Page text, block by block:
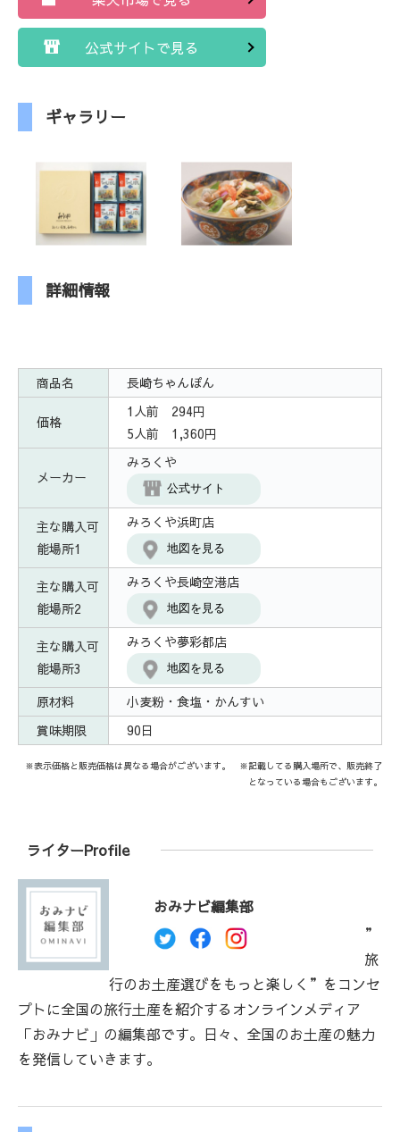
公式サイトで見る
ギャラリー
詳細情報
商品名 長崎ちゃんぽん
価格
1人前 294円
5人前 1,360円
メーカー
みろくや
公式サイト
主な購入可
能場所1
みろくや浜町店
地図を見る
主な購入可
能場所2
みろくや長崎空港店
地図を見る
主な購入可
能場所3
みろくや夢彩都店
地図を見る
原材料
小麦粉・食塩・かんすい
賞味期限
90日
※表示価格と販売価格は異なる場合がございます。 ※記載してる購入場所で、販売終了
となっている場合もございます。
ライターProfile
おみナビ編集部
”
旅
行のお土産選びをもっと楽しく”をコンセ
プトに全国の旅行土産を紹介するオンラインメディア
「おみナビ」の編集部です。日々、全国のお土産の魅力
を発信していきます。